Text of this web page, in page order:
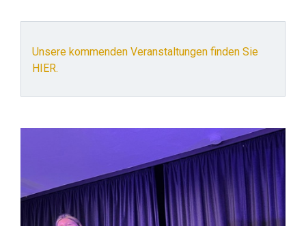
Unsere kommenden Veranstaltungen finden Sie
HIER.